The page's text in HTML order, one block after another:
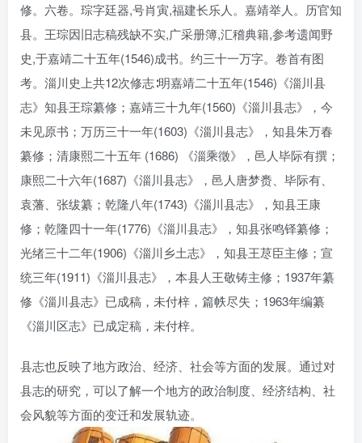
修。六卷。琮字廷器,号肖寅,福建长乐人。嘉靖举人。历官知
县。王琮因旧志稿残缺不实,广采册簿,汇稽典籍,参考遗闻野
史,于嘉靖二十五年(1546)成书。约三十一万字。卷首有图
考。淄川史上共12次修志∶明嘉靖二十五年(1546)《淄川县
志》知县王琮纂修；嘉靖三十九年(1560)《淄川县志》，今
未见原书；万历三十一年(1603)《淄川县志》，知县朱万春
纂修；清康熙二十五年 (1686) 《淄乘徵》，邑人毕际有撰；
康熙二十六年(1687)《淄川县志》，邑人唐梦赉、毕际有、
袁藩、张绂纂；乾隆八年(1743)《淄川县志》，知县王康
修；乾隆四十一年(1776)《淄川县志》，知县张鸣铎纂修；
光绪三十二年(1906)《淄川乡土志》，知县王荩臣主修；宣
统三年(1911)《淄川县志》，本县人王敬铸主修；1937年纂
修《淄川县志》已成稿，未付梓，篇帙尽失；1963年编纂
《淄川区志》已成定稿，未付梓。
县志也反映了地方政治、经济、社会等方面的发展。通过对
县志的研究，可以了解一个地方的政治制度、经济结构、社
会风貌等方面的变迁和发展轨迹。